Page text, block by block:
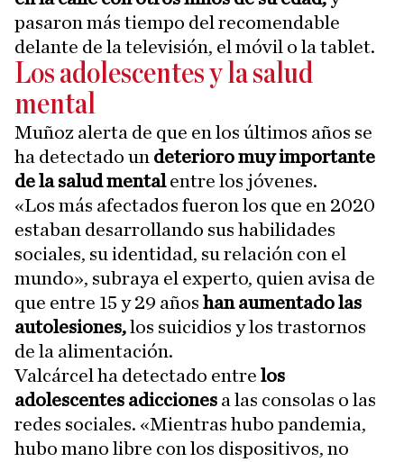
pasaron más tiempo del recomendable
delante de la televisión, el móvil o la tablet.
Los adolescentes y la salud
mental
Muñoz alerta de que en los últimos años se
ha detectado un deterioro muy importante
de la salud mentalentre los jóvenes.
«Los más afectados fueron los que en 2020
estaban desarrollando sus habilidades
sociales, su identidad, su relación con el
mundo», subraya el experto, quien avisa de
que entre 15 y 29 años han aumentado las
autolesiones,los suicidios y los trastornos
de la alimentación.
Valcárcel ha detectado entre los
adolescentes adicciones a las consolas o las
redes sociales. «Mientras hubo pandemia,
hubo mano libre con los dispositivos, no